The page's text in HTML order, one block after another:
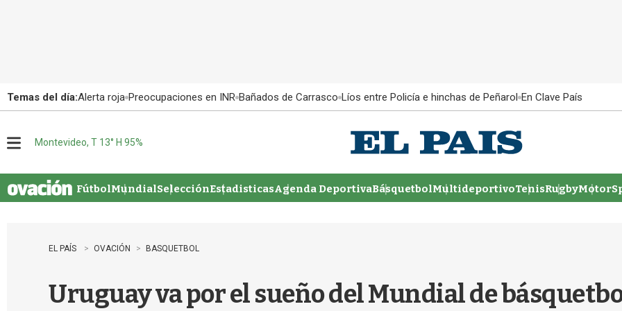
Temas del día:Alerta roja Preocupaciones en INR Bañados de Carrasco Líos entre Policía e hinchas de Peñarol En Clave País
u
Montevideo, T 13° H 95%
FútbolMundialSelecciónEstadisticasAgenda DeportivaBásquetbolMultideportivoTenisRugby
EL PAÍS OVACIÓN BASQUETBOL
Uruguay va por el sueño del Mundial de